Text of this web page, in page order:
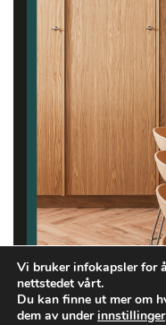
Vi bruker infokapsler for
nettstedet vårt.
Du kan finne ut mer om
dem av underinnstillinger